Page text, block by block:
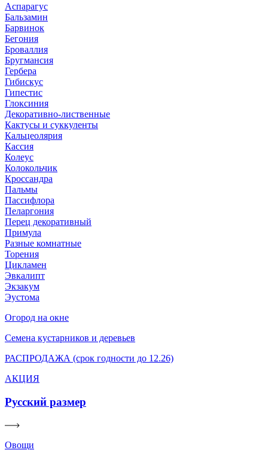
Аспарагус
Бальзамин
Барвинок
Бегония
Броваллия
Бругмансия
Гербера
Гибискус
Гипестис
Глоксиния
Декоративно-лиственные
Кактусы и суккуленты
Кальцеолярия
Кассия
Колеус
Колокольчик
Кроссандра
Пальмы
Пассифлора
Пеларгония
Перец декоративный
Примула
Разные комнатные
Торения
Цикламен
Эвкалипт
Экзакум
Эустома
Огород на окне
Семена кустарников и деревьев
РАСПРОДАЖА (срок годности до 12.26)
АКЦИЯ
Русский размер
Овощи